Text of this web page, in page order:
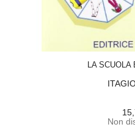
LA SCUOLA
Non